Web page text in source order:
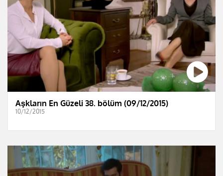
Aşkların En Güzeli 38. bölüm (09/12/2015)
10/12/2015